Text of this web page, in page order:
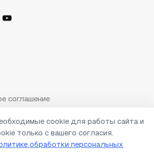
соглашение
cookie для работы сайта и
только с вашего согласия.
обработки персональных